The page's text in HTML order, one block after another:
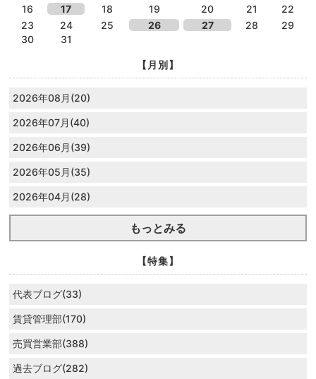
16
17 18 19 20 21
22
23
24 25 26 27 28
29
30
31
【月別】
2026年08月(20)
2026年07月(40)
2026年06月(39)
2026年05月(35)
2026年04月(28)
もっとみる
【特集】
代表ブログ(33)
賃貸管理部(170)
売買営業部(388)
過去ブログ(282)